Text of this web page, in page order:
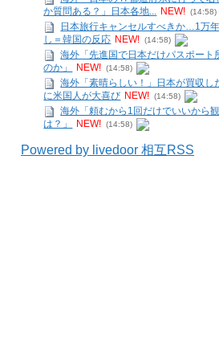
か質問ある？」日本各地... NEW! (14:58)
日本旅行キャンセルすべきか…1万
し＝韓国の反応 NEW! (14:58)
海外「先進国で日本だけパスポート
のか」
NEW! (14:58)
海外「素晴らしい！」日本が買収し
に米国人が大喜び NEW! (14:58)
海外「頼むから1回だけでいいから
は？」
NEW! (14:58)
Powered by livedoor 相互RSS